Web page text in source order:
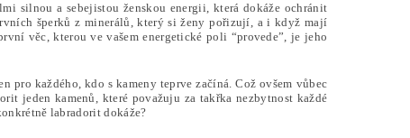
silnou a sebejistou ženskou energii, která dokáže ochránit
šperků z minerálů, který si ženy pořizují, a i když mají
věc, kterou ve vašem energetické poli “provede”, je jeho
pro každého, kdo s kameny teprve začíná. Což ovšem vůbec
jeden kamenů, které považuju za takřka nezbytnost každé
labradorit dokáže?